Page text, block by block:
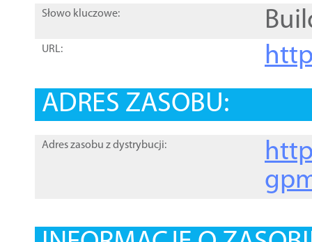
Słowo kluczowe:
URL:
ADRES ZASOBU:
Adres zasobu z dystrybucji: